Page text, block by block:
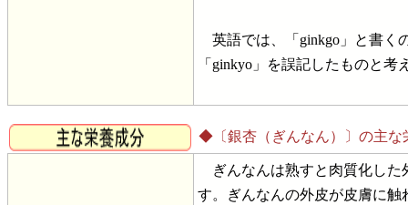
英語では、「ginkgo」と書く
「ginkyo」を誤記したものと考
◆〔銀杏（ぎんなん）〕の主な
ぎんなんは熟すと肉質化した
す。ぎんなんの外皮が皮膚に